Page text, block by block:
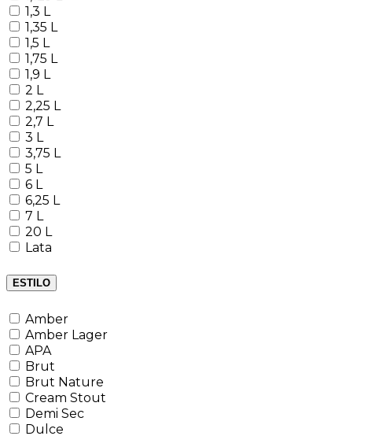
1,3 L
1,35 L
1,5 L
1,75 L
1,9 L
2 L
2,25 L
2,7 L
3 L
3,75 L
5 L
6 L
6,25 L
7 L
20 L
Lata
ESTILO
Amber
Amber Lager
APA
Brut
Brut Nature
Cream Stout
Demi Sec
Dulce